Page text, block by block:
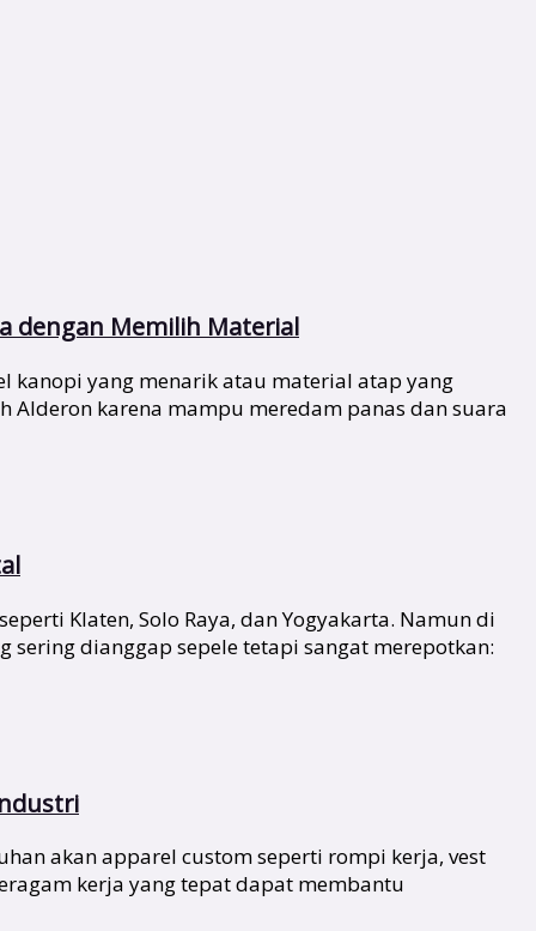
dengan Memilih Material
kanopi yang menarik atau material atap yang
karena mampu meredam panas dan suara
Klaten, Solo Raya, dan Yogyakarta. Namun di
dianggap sepele tetapi sangat merepotkan:
akan apparel custom seperti rompi kerja, vest
kerja yang tepat dapat membantu